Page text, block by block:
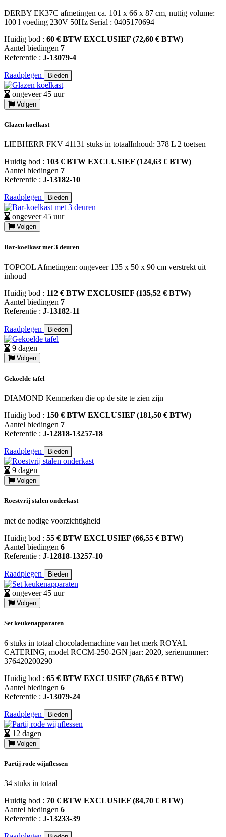
DERBY EK37C afmetingen ca. 101 x 66 x 87 cm, nuttig volume:
100 l voeding 230V 50Hz Serial : 0405170694
Huidig bod : 60 € BTW EXCLUSIEF (72,60 € BTW)
Aantel biedingen 7
Referentie : J-13079-4
Raadplegen Bieden
ongeveer 45 uur
Volgen
Glazen koelkast
LIEBHERR FKV 41131 stuks in totaalInhoud: 378 L 2 toetsen
Huidig bod : 103 € BTW EXCLUSIEF (124,63 € BTW)
Aantel biedingen 7
Referentie : J-13182-10
Raadplegen Bieden
ongeveer 45 uur
Volgen
Bar-koelkast met 3 deuren
TOPCOL Afmetingen: ongeveer 135 x 50 x 90 cm verstrekt uit
inhoud
Huidig bod : 112 € BTW EXCLUSIEF (135,52 € BTW)
Aantel biedingen 7
Referentie : J-13182-11
Raadplegen Bieden
9 dagen
Volgen
Gekoelde tafel
DIAMOND Kenmerken die op de site te zien zijn
Huidig bod : 150 € BTW EXCLUSIEF (181,50 € BTW)
Aantel biedingen 7
Referentie : J-12818-13257-18
Raadplegen Bieden
9 dagen
Volgen
Roestvrij stalen onderkast
met de nodige voorzichtigheid
Huidig bod : 55 € BTW EXCLUSIEF (66,55 € BTW)
Aantel biedingen 6
Referentie : J-12818-13257-10
Raadplegen Bieden
ongeveer 45 uur
Volgen
Set keukenapparaten
6 stuks in totaal chocolademachine van het merk ROYAL
CATERING, model RCCM-250-2GN jaar: 2020, serienummer:
376420200290
Huidig bod : 65 € BTW EXCLUSIEF (78,65 € BTW)
Aantel biedingen 6
Referentie : J-13079-24
Raadplegen Bieden
12 dagen
Volgen
Partij rode wijnflessen
34 stuks in totaal
Huidig bod : 70 € BTW EXCLUSIEF (84,70 € BTW)
Aantel biedingen 6
Referentie : J-13233-39